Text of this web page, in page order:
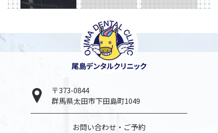
〒373-0844
群馬県太田市下田島町1049
お問い合わせ・ご予約